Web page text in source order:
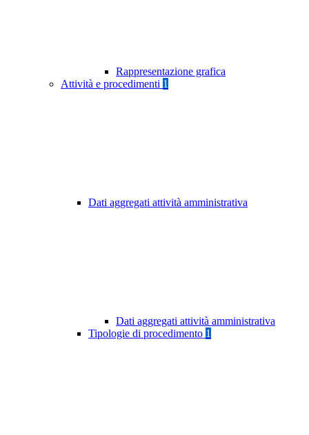
Rappresentazione grafica
Attività e procedimenti 1
Dati aggregati attività amministrativa
Dati aggregati attività amministrativa
Tipologie di procedimento 1